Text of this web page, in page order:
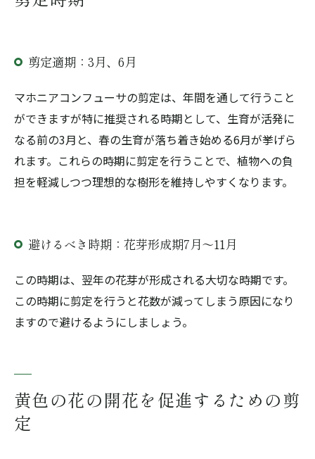
剪定適期：3月、6月
マホニアコンフューサの剪定は、年間を通して行うこと
ができますが特に推奨される時期として、生育が活発に
なる前の3月と、春の生育が落ち着き始める6月が挙げら
れます。これらの時期に剪定を行うことで、植物への負
担を軽減しつつ理想的な樹形を維持しやすくなります。
避けるべき時期：花芽形成期7月～11月
この時期は、翌年の花芽が形成される大切な時期です。
この時期に剪定を行うと花数が減ってしまう原因になり
ますので避けるようにしましょう。
黄色の花の開花を促進するための剪
定